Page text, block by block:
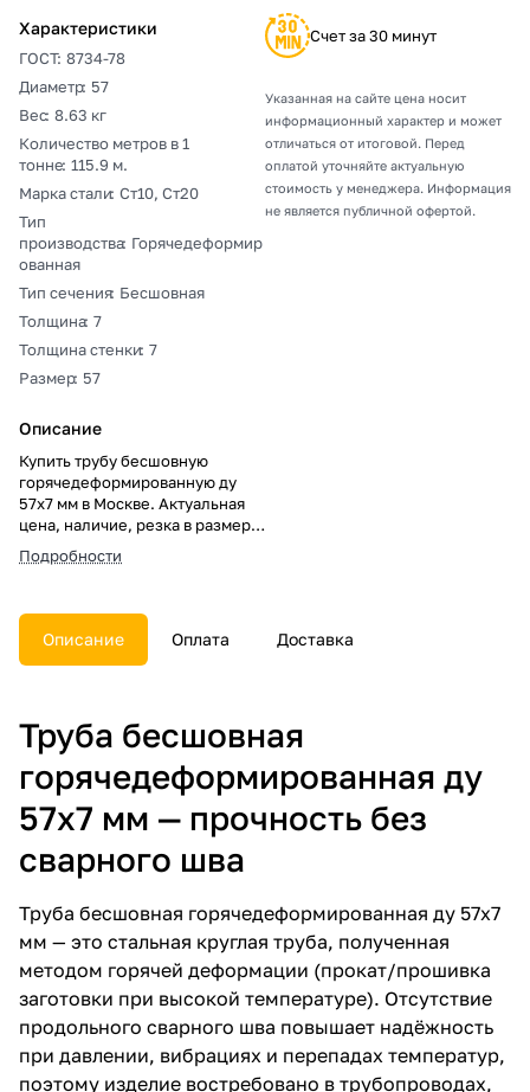
Характеристики
ГОСТ: 8734-78
Диаметр: 57
Вес: 8.63 кг
Количество метров в 1
тонне: 115.9 м.
Марка стали: Ст10, Ст20
Тип
производства: Горячедеформир
ованная
Тип сечения: Бесшовная
Толщина: 7
Толщина стенки: 7
Размер: 57
Описание
Купить трубу бесшовную
горячедеформированную ду
57х7 мм в Москве. Актуальная
цена, наличие, резка в размер,
погрузка, доставка, расчет веса
и документы.
Подробности
Счет за 30 минут
Указанная на сайте цена носит
информационный характер и может
отличаться от итоговой. Перед
оплатой уточняйте актуальную
стоимость у менеджера. Информация
не является публичной офертой.
Описание Оплата Доставка
Труба бесшовная
горячедеформированная ду
57х7 мм — прочность без
сварного шва
Труба бесшовная горячедеформированная ду 57х7
мм — это стальная круглая труба, полученная
методом горячей деформации (прокат/прошивка
заготовки при высокой температуре). Отсутствие
продольного сварного шва повышает надёжность
при давлении, вибрациях и перепадах температур,
поэтому изделие востребовано в трубопроводах,